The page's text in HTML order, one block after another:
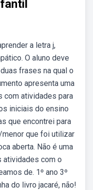
a letra j,
O aluno deve
frases na qual o
apresenta uma
com atividades para
iniciais do ensino
que encontrei para
que foi utilizar
aberta. Não é uma
atividades com o
de. 1º ano 3º
do livro jacaré, não!